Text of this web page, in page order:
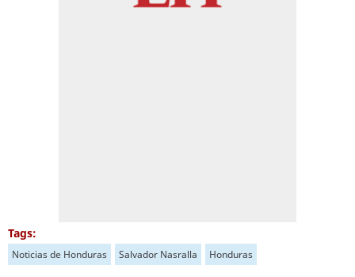
Tags:
Noticias de Honduras Salvador Nasralla Honduras